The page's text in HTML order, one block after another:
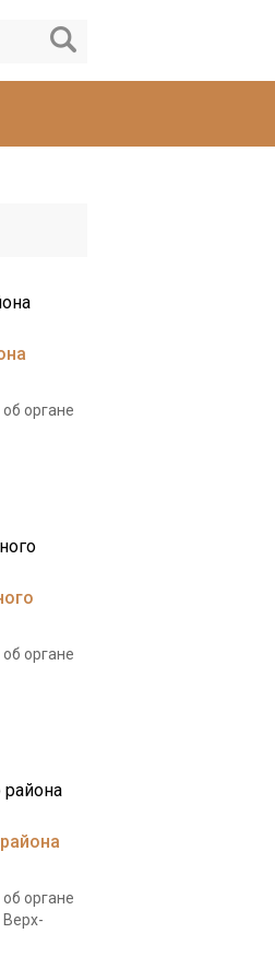
органе
органе
органе